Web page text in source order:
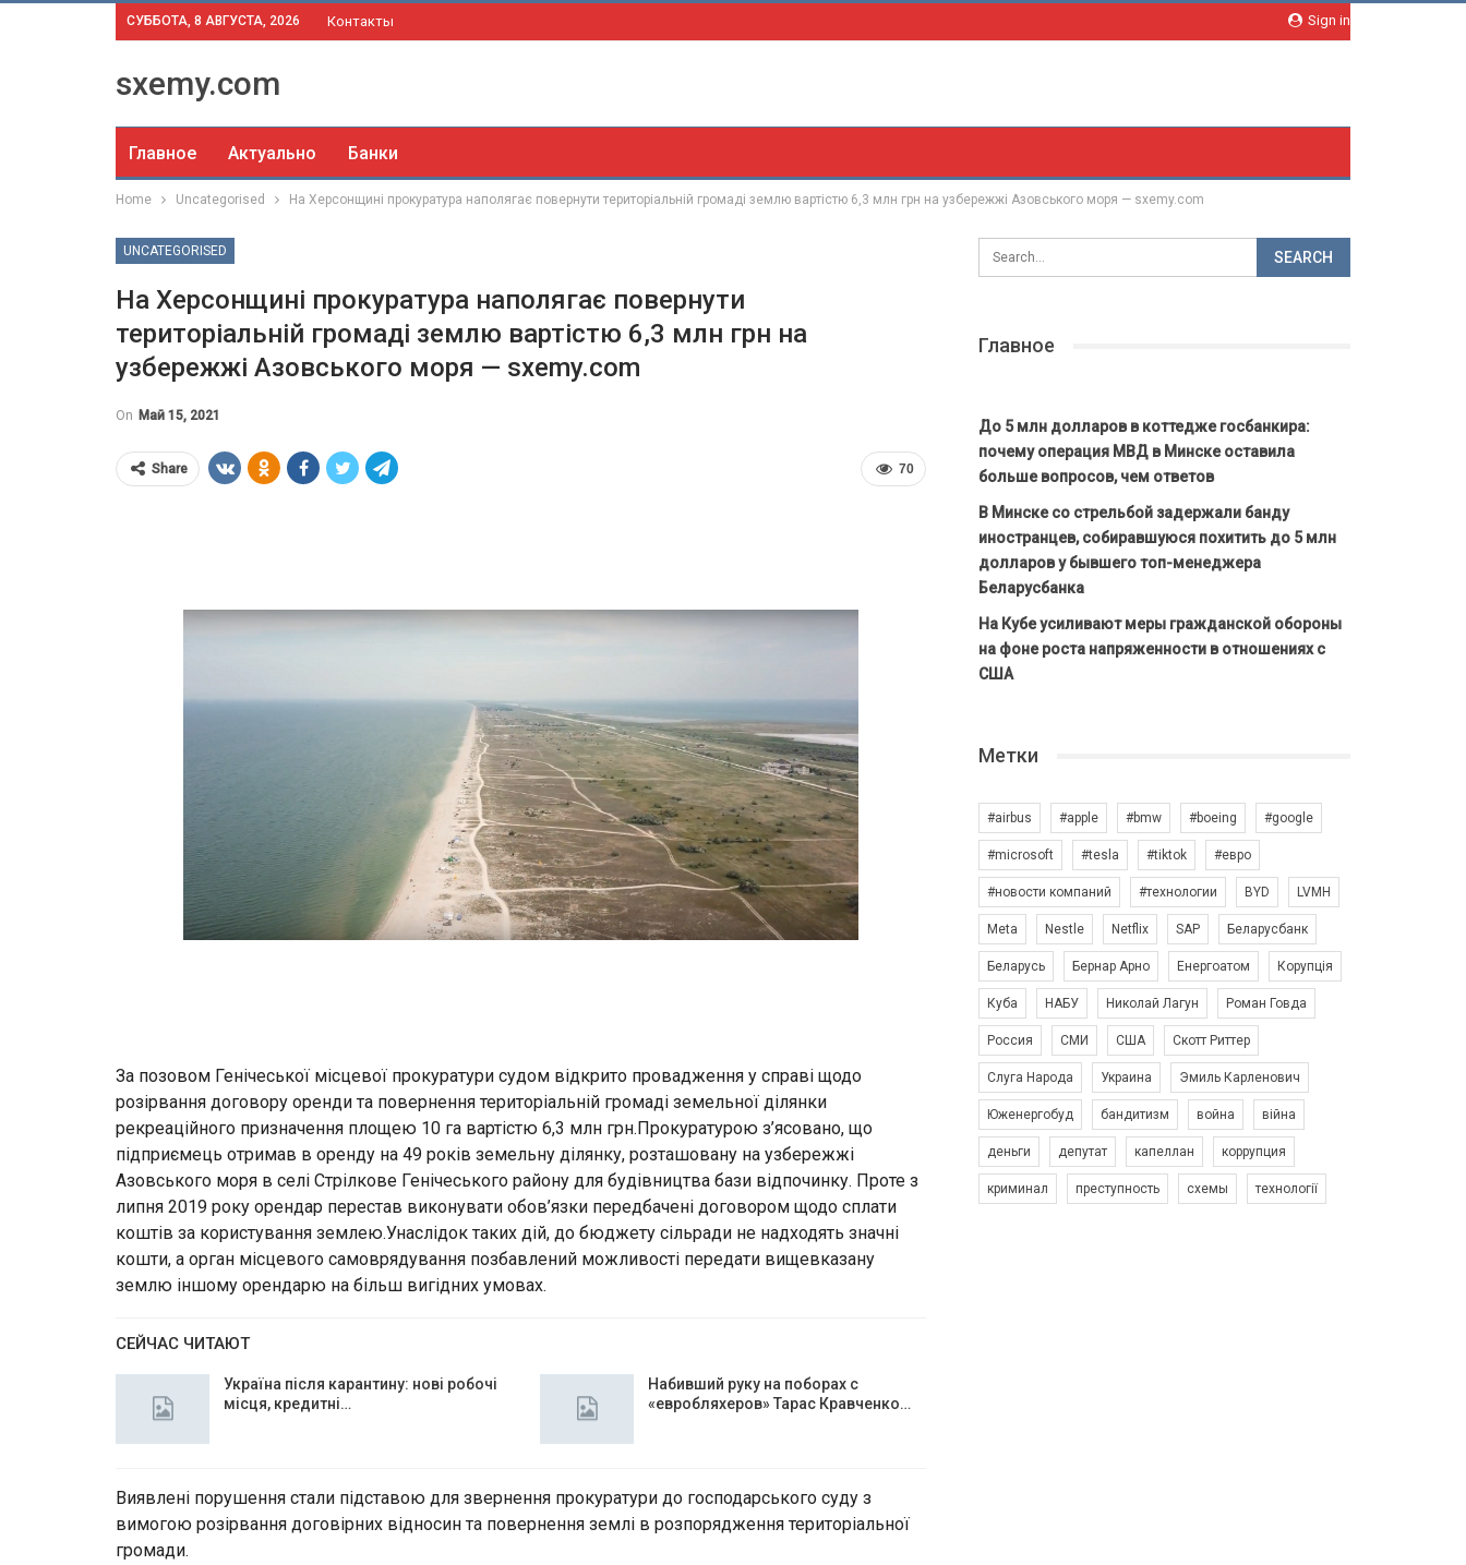
Sign in
СУББОТА, 8 АВГУСТА, 2026 Контакты
sxemy.com
Главное Актуально Банки
Home Uncategorised На Херсонщині прокуратура наполягає повернути територіальній громаді землю вартістю 6,3 млн грн на узбережжі Азовського моря — sxemy.com
UNCATEGORISED
На Херсонщині прокуратура наполягає повернути
територіальній громаді землю вартістю 6,3 млн грн на
узбережжі Азовського моря — sxemy.com
On Май 15, 2021
70
Share
За позовом Генічеської місцевої прокуратури судом відкрито провадження у справі щодо
розірвання договору оренди та повернення територіальній громаді земельної ділянки
рекреаційного призначення площею 10 га вартістю 6,3 млн грн.Прокуратурою з’ясовано, що
підприємець отримав в оренду на 49 років земельну ділянку, розташовану на узбережжі
Азовського моря в селі Стрілкове Генічеського району для будівництва бази відпочинку. Проте з
липня 2019 року орендар перестав виконувати обов’язки передбачені договором щодо сплати
коштів за користування землею.Унаслідок таких дій, до бюджету сільради не надходять значні
кошти, а орган місцевого самоврядування позбавлений можливості передати вищевказану
землю іншому орендарю на більш вигідних умовах.
СЕЙЧАС ЧИТАЮТ
Україна після карантину: нові робочі
місця, кредитні…
Набивший руку на поборах с
«евробляхеров» Тарас Кравченко…
Виявлені порушення стали підставою для звернення прокуратури до господарського суду з
вимогою розірвання договірних відносин та повернення землі в розпорядження територіальної
громади.
Главное
До 5 млн долларов в коттедже госбанкира:
почему операция МВД в Минске оставила
больше вопросов, чем ответов
В Минске со стрельбой задержали банду
иностранцев, собиравшуюся похитить до 5 млн
долларов у бывшего топ-менеджера
Беларусбанка
На Кубе усиливают меры гражданской обороны
на фоне роста напряженности в отношениях с
США
Метки
#airbus #apple #bmw #boeing #google
#microsoft #tesla #tiktok #евро
#новости компаний #технологии BYD LVMH
Meta Nestle Netflix SAP Беларусбанк
Беларусь Бернар Арно Енергоатом Корупція
Куба НАБУ Николай Лагун Роман Говда
Россия СМИ США Скотт Риттер
Слуга Народа Украина Эмиль Карленович
Юженергобуд бандитизм война війна
деньги депутат капеллан коррупция
криминал преступность схемы технології